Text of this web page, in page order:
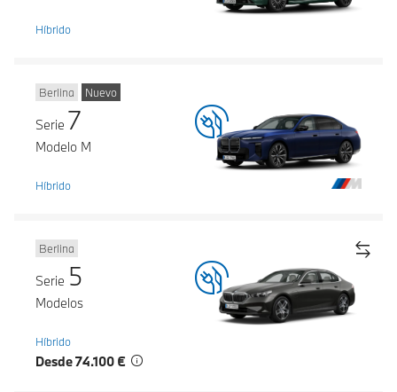
Híbrido
Berlina Nuevo
Serie 7
Modelo M
Híbrido
Berlina
Serie 5
Modelos
Híbrido
Desde 74.100 €